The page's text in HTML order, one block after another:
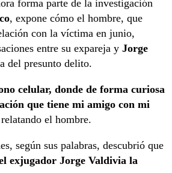
forma parte de la investigación
, expone cómo el hombre, que
con la víctima en junio,
entre su expareja y Jorge
del presunto delito.
celular, donde de forma curiosa
que tiene mi amigo con mi
el hombre.
según sus palabras, descubrió que
exjugador Jorge Valdivia la